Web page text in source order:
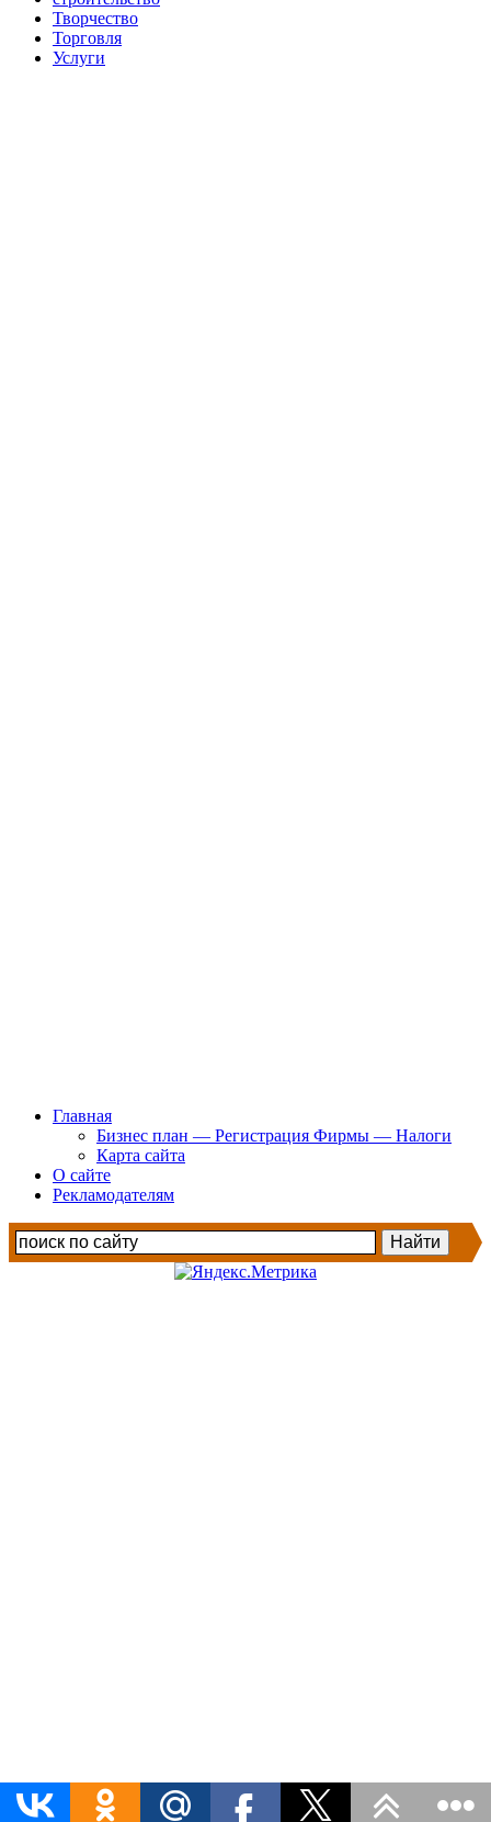
Творчество
Торговля
Услуги
Главная
Бизнес план — Регистрация Фирмы — Налоги
Карта сайта
О сайте
Рекламодателям